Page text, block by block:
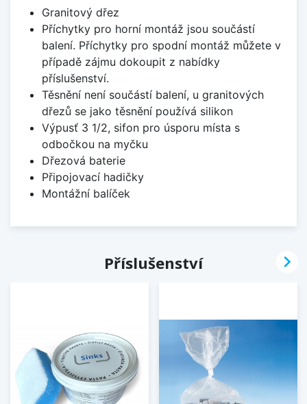
Granitový dřez
Příchytky pro horní montáž jsou součástí
balení. Příchytky pro spodní montáž můžete v
případě zájmu dokoupit z nabídky
příslušenství.
Těsnění není součástí balení, u granitových
dřezů se jako těsnění používá silikon
Výpusť 3 1/2, sifon pro úsporu místa s
odbočkou na myčku
Dřezová baterie
Připojovací hadičky
Montážní balíček
Příslušenství 